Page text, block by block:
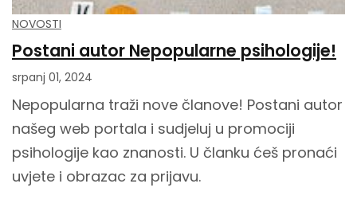
NOVOSTI
Postani autor Nepopularne psihologije!
srpanj 01, 2024
Nepopularna traži nove članove! Postani autor
našeg web portala i sudjeluj u promociji
psihologije kao znanosti. U članku ćeš pronaći
uvjete i obrazac za prijavu.